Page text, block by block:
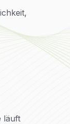
läuft